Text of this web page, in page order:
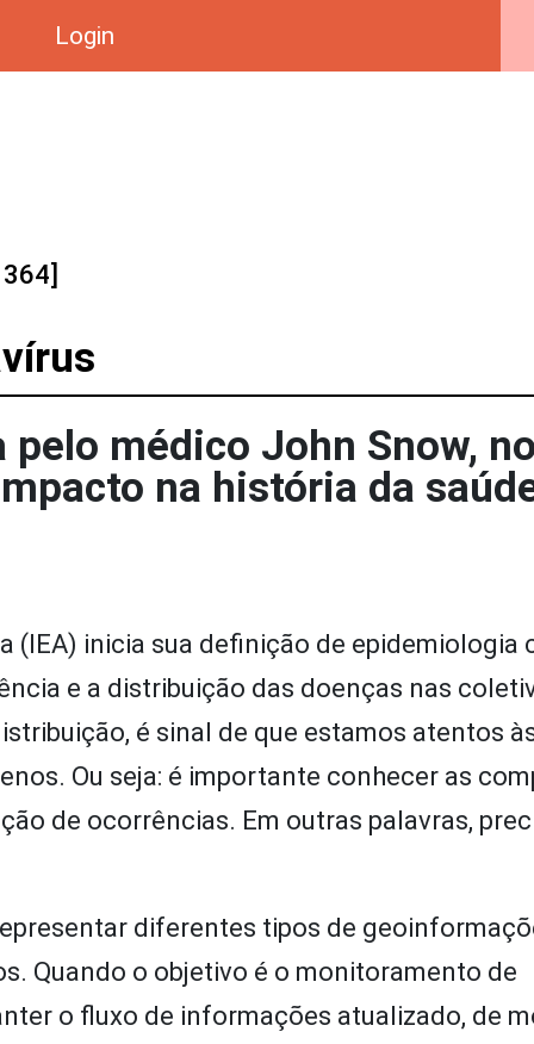
Login
médico John Snow,
na história da
inicia sua definição de epidemiologia
e a distribuição das doenças nas
é sinal de que estamos atentos
Ou seja: é importante conhecer as
de ocorrências. Em outras palavras,
diferentes tipos de
Quando o objetivo é o monitoramento de
o fluxo de informações atualizado, de